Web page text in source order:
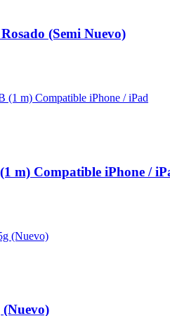
(Semi Nuevo)
m) Compatible iPhone /